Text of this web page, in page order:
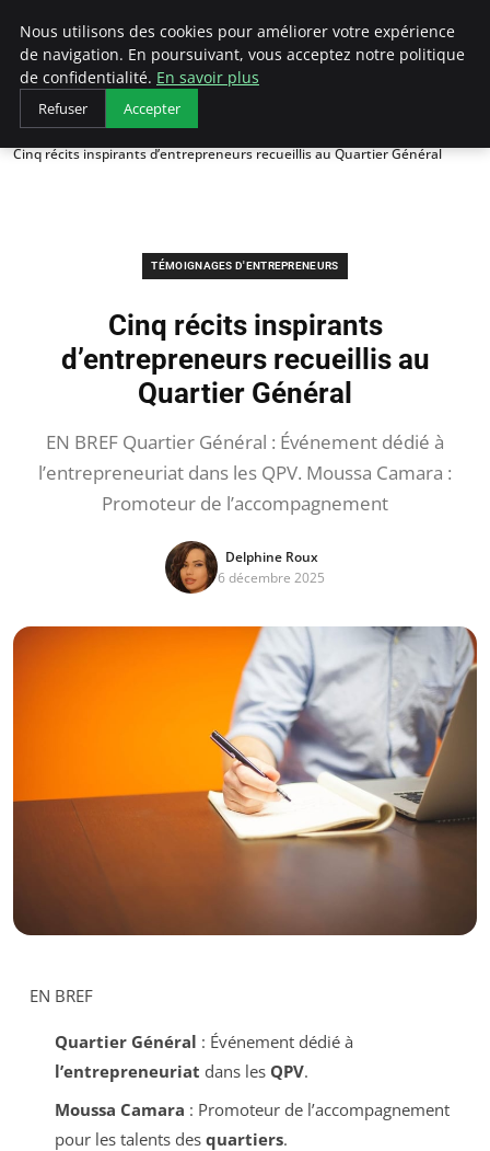
LECFCM
Accueil
Témoignages d'entrepreneurs
Cinq récits inspirants d’entrepreneurs recueillis au Quartier Général
TÉMOIGNAGES D'ENTREPRENEURS
Cinq récits inspirants
d’entrepreneurs recueillis au
Quartier Général
EN BREF Quartier Général : Événement dédié à
l’entrepreneuriat dans les QPV. Moussa Camara :
Promoteur de l’accompagnement
Delphine Roux
6 décembre 2025
EN BREF
Quartier Général : Événement dédié à
l’entrepreneuriat dans les QPV.
Moussa Camara : Promoteur de l’accompagnement
pour les talents des quartiers.
Nous utilisons des cookies pour améliorer votre expérience
de navigation. En poursuivant, vous acceptez notre politique
de confidentialité. En savoir plus
Refuser Accepter